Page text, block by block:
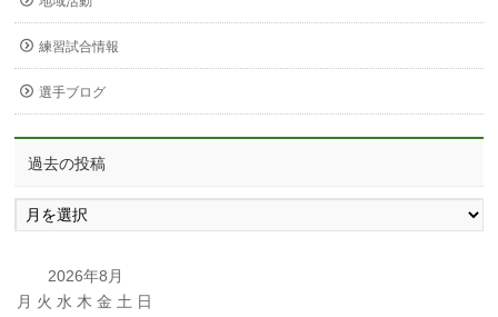
練習試合情報
選手ブログ
過去の投稿
過
去
稿
2026年8月
月 火 水 木 金 土 日